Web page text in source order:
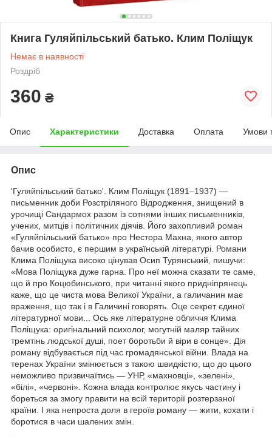
Книга Гуляйпільський батько. Клим Поліщук
Немає в наявності
Роздріб
360 ₴
Опис Характеристики Доставка Оплата Умови
Опис
'Гуляйпільський батько'. Клим Поліщук (1891–1937) —
письменник доби Розстріляного Відродження, знищений в
урочищі Сандармох разом із сотнями інших письменників,
учених, митців і політичних діячів. Його захопливий роман
«Гуляйпільський батько» про Нестора Махна, якого автор
бачив особисто, є першим в українській літературі. Романи
Клима Поліщука високо цінував Осип Турянський, пишучи:
«Мова Поліщука дуже гарна. Про неї можна сказати те саме,
що й про Коцюбинського, при читанні якого придніпрянець
каже, що це чиста мова Великої України, а галичанин має
враження, що так і в Галичині говорять. Оце секрет єдиної
літературної мови... Ось яке літературне обличчя Клима
Поліщука: оригінальний психолог, могутній маляр тайних
тремтінь людської душі, поет боротьби й віри в сонце». Дія
роману відбувається під час громадянської війни. Влада на
теренах України змінюється з такою швидкістю, що до цього
неможливо призвичаїтись — УНР, «махновці», «зелені»,
«білі», «червоні». Кожна влада контролює якусь частину і
бореться за змогу правити на всій території розтерзаної
країни. І яка непроста доля в героїв роману — жити, кохати і
боротися в часи шалених змін.